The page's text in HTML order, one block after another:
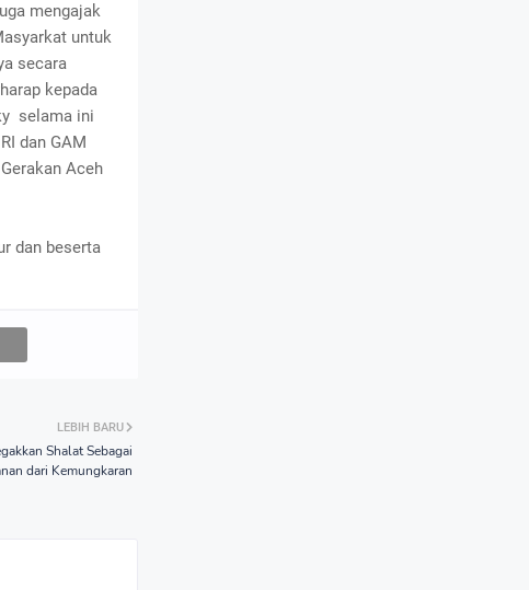
mengajak
untuk
secara
kepada
selama ini
dan GAM
Aceh
dan beserta
LEBIH BARU
Shalat Sebagai
dari Kemungkaran